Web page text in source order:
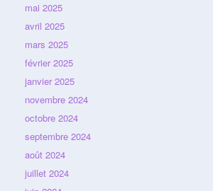
mai 2025
avril 2025
mars 2025
février 2025
janvier 2025
novembre 2024
octobre 2024
septembre 2024
août 2024
juillet 2024